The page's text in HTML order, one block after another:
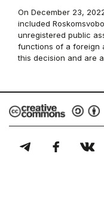
On December 23,
included
unregistered public
functions of a foreign
this decision and are